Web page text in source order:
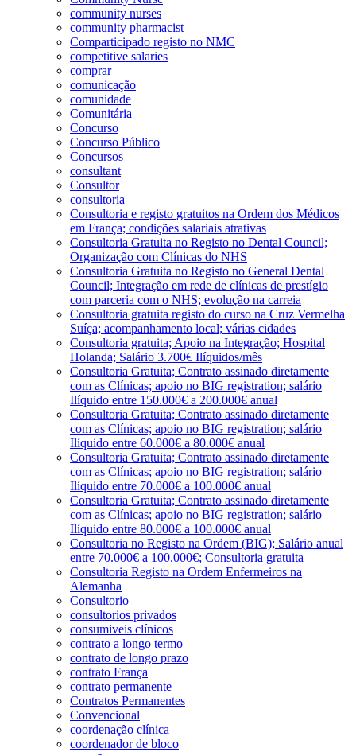
community nurses
community pharmacist
Comparticipado registo no NMC
competitive salaries
comprar
comunicação
comunidade
Comunitária
Concurso
Concurso Público
Concursos
consultant
Consultor
consultoria
Consultoria e registo gratuitos na Ordem dos Médicos
em França; condições salariais atrativas
Consultoria Gratuita no Registo no Dental Council;
Organização com Clínicas do NHS
Consultoria Gratuita no Registo no General Dental
Council; Integração em rede de clínicas de prestígio
com parceria com o NHS; evolução na carreia
Consultoria gratuita registo do curso na Cruz Vermelha
Suíça; acompanhamento local; várias cidades
Consultoria gratuita; Apoio na Integração; Hospital
Holanda; Salário 3.700€ Ilíquidos/mês
Consultoria Gratuita; Contrato assinado diretamente
com as Clínicas; apoio no BIG registration; salário
Ilíquido entre 150.000€ a 200.000€ anual
Consultoria Gratuita; Contrato assinado diretamente
com as Clínicas; apoio no BIG registration; salário
Ilíquido entre 60.000€ a 80.000€ anual
Consultoria Gratuita; Contrato assinado diretamente
com as Clínicas; apoio no BIG registration; salário
Ilíquido entre 70.000€ a 100.000€ anual
Consultoria Gratuita; Contrato assinado diretamente
com as Clínicas; apoio no BIG registration; salário
Ilíquido entre 80.000€ a 100.000€ anual
Consultoria no Registo na Ordem (BIG); Salário anual
entre 70.000€ a 100.000€; Consultoria gratuita
Consultoria Registo na Ordem Enfermeiros na
Alemanha
Consultorio
consultorios privados
consumiveis clínicos
contrato a longo termo
contrato de longo prazo
contrato França
contrato permanente
Contratos Permanentes
Convencional
coordenação clínica
coordenador de bloco